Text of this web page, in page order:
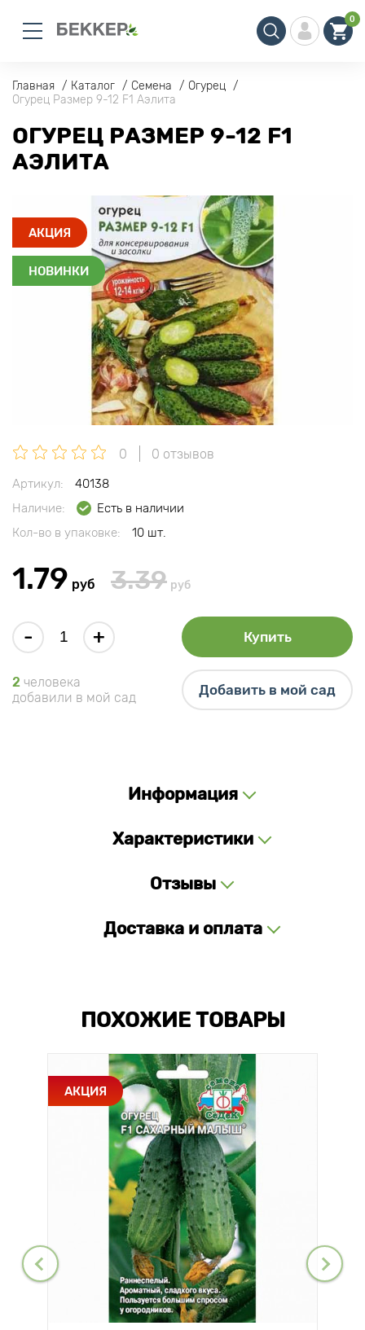
0
Главная Каталог Семена
Огурец
Огурец Размер 9-12 F1 Аэлита
ОГУРЕЦ РАЗМЕР 9-12 F1
АЭЛИТА
АКЦИЯ
НОВИНКИ
0 0 отзывов
Артикул:
40138
Наличие:
Есть в наличии
Кол-во в упаковке:
10 шт.
1.79 руб 3.39 руб
- + Купить
2 человека
добавили в мой сад
Добавить в мой сад
Информация
Характеристики
Отзывы
Доставка и оплата
ПОХОЖИЕ ТОВАРЫ
АКЦИЯ